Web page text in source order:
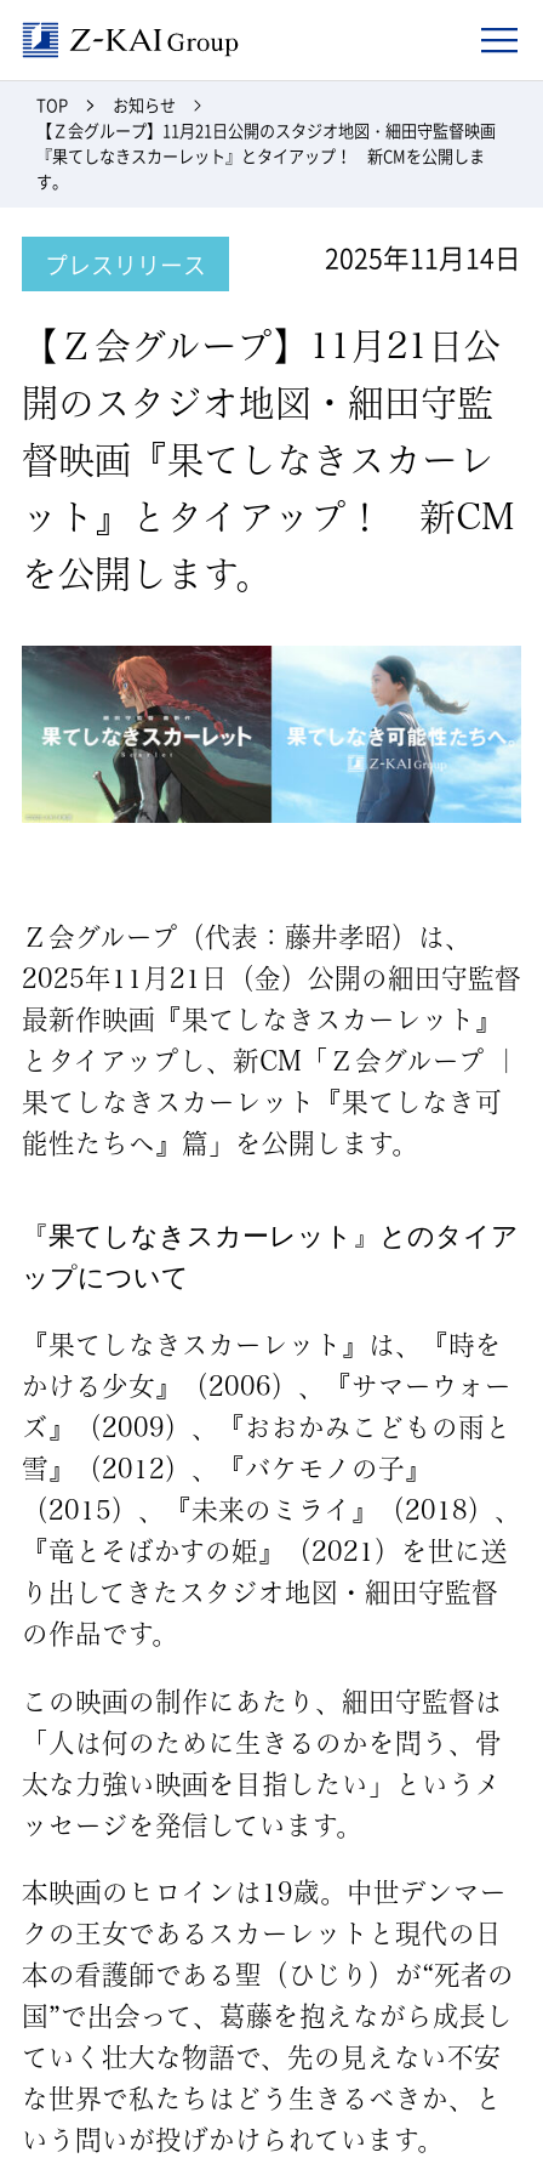
TOP
お知らせ
【Ｚ会グループ】11月21日公開のスタジオ地図・細田守監督映画
『果てしなきスカーレット』とタイアップ！ 新CMを公開しま
す。
プレスリリース 2025年11月14日
【Ｚ会グループ】11月21日公
開のスタジオ地図・細田守監
督映画『果てしなきスカーレ
ット』とタイアップ！ 新CM
を公開します。
Ｚ会グループ（代表：藤井孝昭）は、
2025年11月21日（金）公開の細田守監督
最新作映画『果てしなきスカーレット』
とタイアップし、新CM「Ｚ会グループ ｜
果てしなきスカーレット『果てしなき可
能性たちへ』篇」を公開します。
『果てしなきスカーレット』とのタイア
ップについて
『果てしなきスカーレット』は、『時を
かける少女』（2006）、『サマーウォー
ズ』（2009）、『おおかみこどもの雨と
雪』（2012）、『バケモノの子』
（2015）、『未来のミライ』（2018）、
『竜とそばかすの姫』（2021）を世に送
り出してきたスタジオ地図・細田守監督
の作品です。
この映画の制作にあたり、細田守監督は
「人は何のために生きるのかを問う、骨
太な力強い映画を目指したい」というメ
ッセージを発信しています。
本映画のヒロインは19歳。中世デンマー
クの王女であるスカーレットと現代の日
本の看護師である聖（ひじり）が“死者の
国”で出会って、葛藤を抱えながら成長し
ていく壮大な物語で、先の見えない不安
な世界で私たちはどう生きるべきか、と
いう問いが投げかけられています。